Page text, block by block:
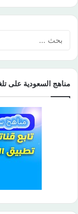
مناهج السعودية على